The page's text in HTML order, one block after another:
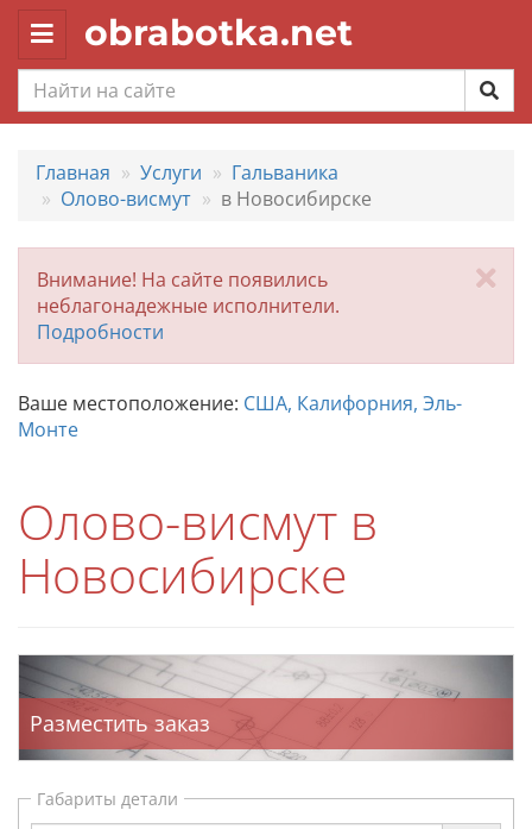
Toggle
navigation
obrabotka.net
Главная Услуги
Гальваника
Олово-висмут
в Новосибирске
Внимание! На сайте появились
неблагонадежные исполнители.
Подробности
Ваше местоположение: США, Калифорния, Эль-
Монте
Олово-висмут в
Новосибирске
Разместить заказ
Габариты детали